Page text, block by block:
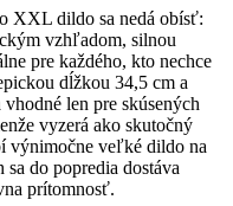
XXL dildo sa nedá obísť:
vzhľadom, silnou
pre každého, kto nechce
dĺžkou 34,5 cm a
len pre skúsených
vyzerá ako skutočný
výnimočne veľké dildo na
do popredia dostáva
prítomnosť.